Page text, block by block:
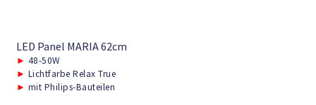
LED Panel MARIA 62cm
► 48-50W
► Lichtfarbe Relax True
► mit Philips-Bauteilen